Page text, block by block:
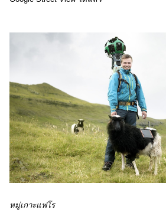
หมู่เกาะแฟโร